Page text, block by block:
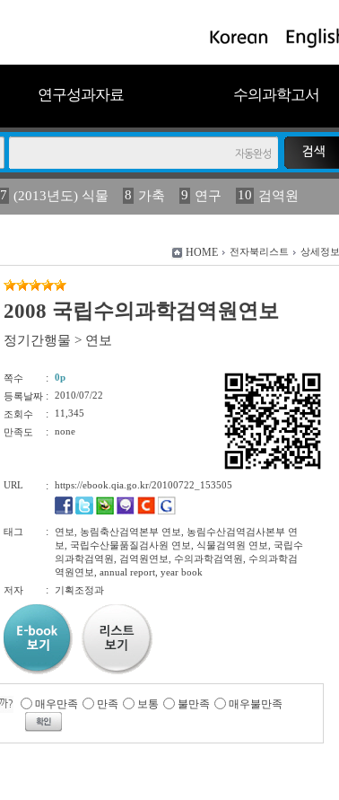
연구성과자료 수의과학고서
7 (2013년도) 식물 8 가축 9 연구 10 검역원
16 관리 17 연보 18 2023 19 농림수산
HOME 전자북리스트 상세정보
2008 국립수의과학검역원연보
정기간행물 > 연보
쪽수 :
0p
등록날짜 :
2010/07/22
조회수
:
11,345
만족도
: none
URL : https://ebook.qia.go.kr/20100722_153505
태그 :
연보, 농림축산검역본부 연보, 농림수산검역검사본부 연
보, 국립수산물품질검사원 연보, 식물검역원 연보, 국립수
의과학검역원, 검역원연보, 수의과학검역원, 수의과학검
역원연보, annual report, year book
저자
: 기획조정과
매우만족 만족 보통 불만족 매우불만족